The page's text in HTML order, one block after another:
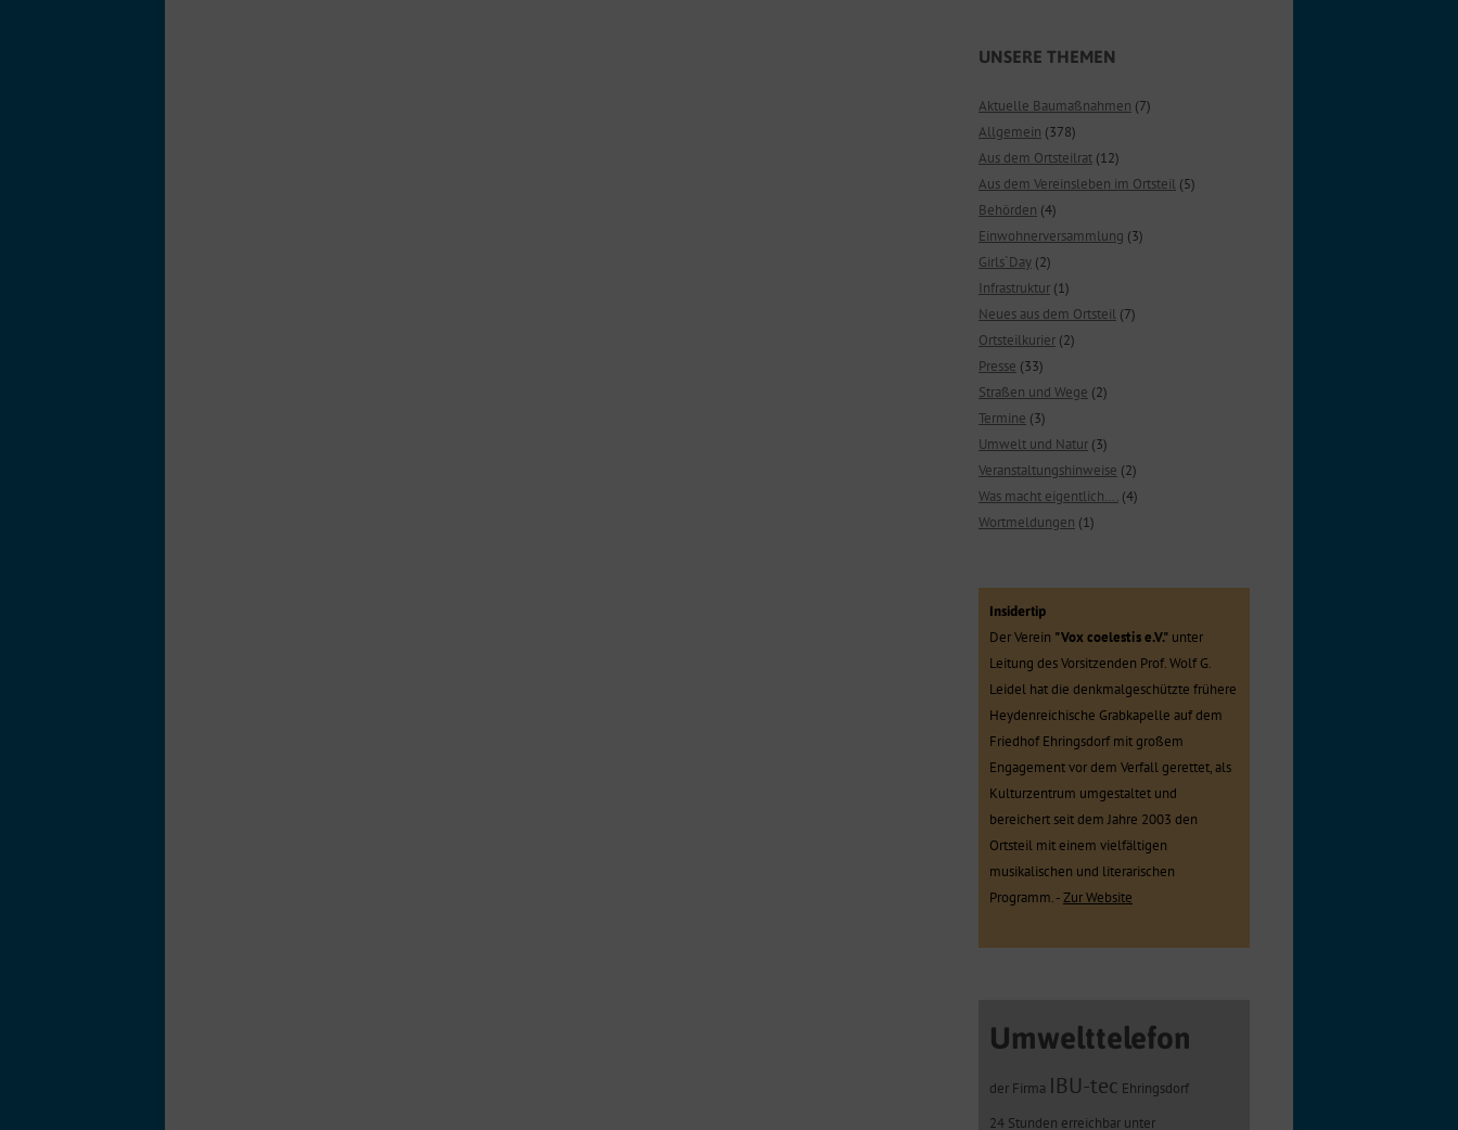
UNSERE THEMEN
Aktuelle Baumaßnahmen (7)
Allgemein (378)
Aus dem Ortsteilrat (12)
Aus dem Vereinsleben im Ortsteil (5)
Behörden (4)
Einwohnerversammlung (3)
Girls`Day (2)
Infrastruktur (1)
Neues aus dem Ortsteil (7)
Ortsteilkurier (2)
Presse (33)
Straßen und Wege (2)
Termine (3)
Umwelt und Natur (3)
Veranstaltungshinweise (2)
Was macht eigentlich…. (4)
Wortmeldungen (1)
Insidertip
Der Verein "Vox coelestis e.V." unter
Leitung des Vorsitzenden Prof. Wolf G.
Leidel hat die denkmalgeschützte frühere
Heydenreichische Grabkapelle auf dem
Friedhof Ehringsdorf mit großem
Engagement vor dem Verfall gerettet, als
Kulturzentrum umgestaltet und
bereichert seit dem Jahre 2003 den
Ortsteil mit einem vielfältigen
musikalischen und literarischen
Programm. -Zur Website
Umwelttelefon
der Firma IBU-tec Ehringsdorf
24 Stunden erreichbar unter